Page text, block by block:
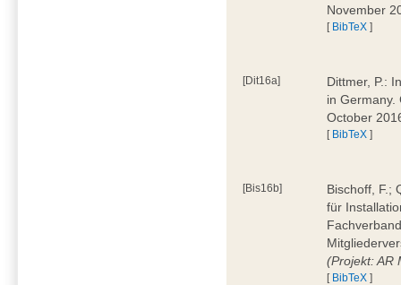
November
[ BibTeX ]
[Dit16a]
Dittmer, P.:
in Germany.
October
[ BibTeX ]
[Bis16b]
Bischoff, F.;
für
(Projekt: AR
[ BibTeX ]